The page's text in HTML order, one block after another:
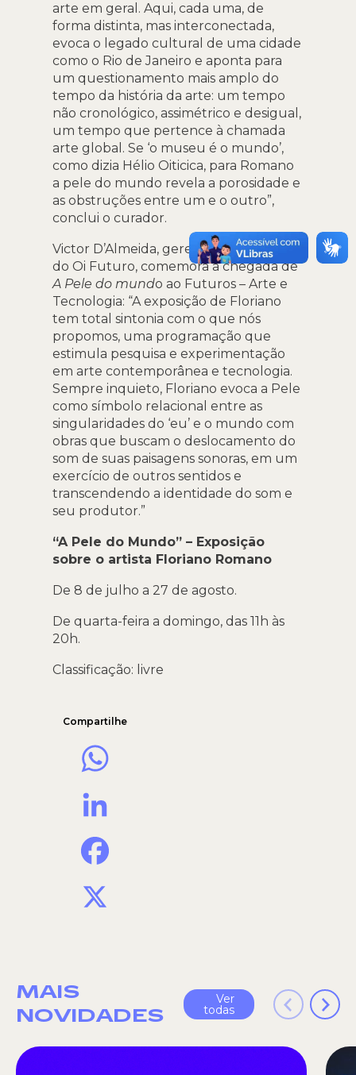
arte em geral. Aqui, cada uma, de
forma distinta, mas interconectada,
evoca o legado cultural de uma cidade
como o Rio de Janeiro e aponta para
um questionamento mais amplo do
tempo da história da arte: um tempo
não cronológico, assimétrico e desigual,
um tempo que pertence à chamada
arte global. Se ‘o museu é o mundo’,
como dizia Hélio Oiticica, para Romano
a pele do mundo revela a porosidade e
as obstruções entre um e o outro”,
conclui o curador.
Victor D’Almeida, gerente de Cultura
do Oi Futuro, comemora a chegada de
A Pele do mundo ao Futuros – Arte e
Tecnologia: “A exposição de Floriano
tem total sintonia com o que nós
propomos, uma programação que
estimula pesquisa e experimentação
em arte contemporânea e tecnologia.
Sempre inquieto, Floriano evoca a Pele
como símbolo relacional entre as
singularidades do ‘eu’ e o mundo com
obras que buscam o deslocamento do
som de suas paisagens sonoras, em um
exercício de outros sentidos e
transcendendo a identidade do som e
seu produtor.”
“A Pele do Mundo” – Exposição
sobre o artista Floriano Romano
De 8 de julho a 27 de agosto.
De quarta-feira a domingo, das 11h às
20h.
Classificação: livre
Compartilhe
MAIS
NOVIDADES
Ver
todas